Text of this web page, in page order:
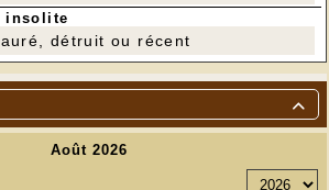

insolite
détruit ou récent